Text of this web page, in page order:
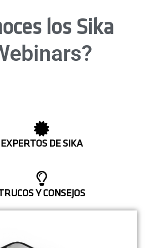
los Sika
EXPERTOS DE SIKA
Y CONSEJOS